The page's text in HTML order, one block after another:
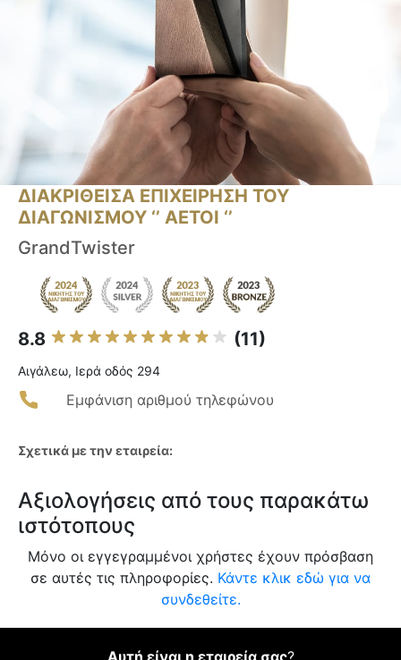
ΔΙΑΚΡΙΘΕΙΣΑ ΕΠΙΧΕΙΡΗΣΗ ΤΟΥ
ΔΙΑΓΩΝΙΣΜΟΥ ‘’ ΑΕΤΟΙ ‘’
GrandTwister
8.8 (11)
Αιγάλεω, Ιερά οδός 294
Εμφάνιση αριθμού τηλεφώνου
Σχετικά με την εταιρεία:
Αξιολογήσεις από τους παρακάτω
ιστότοπους
Μόνο οι εγγεγραμμένοι χρήστες έχουν πρόσβαση
σε αυτές τις πληροφορίες. Κάντε κλικ εδώ για να
συνδεθείτε.